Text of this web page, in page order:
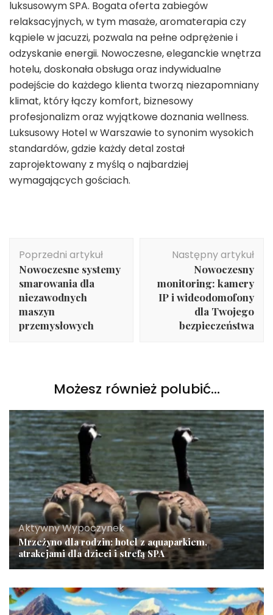
luksusowym SPA. Bogata oferta zabiegów
relaksacyjnych, w tym masaże, aromaterapia czy
kąpiele w jacuzzi, pozwala na pełne odprężenie i
odzyskanie energii. Nowoczesne, eleganckie wnętrza
hotelu, doskonała obsługa oraz indywidualne
podejście do każdego klienta tworzą niezapomniany
klimat, który łączy komfort, biznesowy
profesjonalizm oraz wyjątkowe doznania wellness.
Luksusowy Hotel w Warszawie to synonim wysokich
standardów, gdzie każdy detal został
zaprojektowany z myślą o najbardziej
wymagających gościach.
wpisu
Poprzedni artykuł
Nowoczesne systemy
smarowania dla
niezawodnych
maszyn
przemysłowych
Następny artykuł
Nowoczesny
monitoring: kamery
IP i wideodomofony
dla Twojego
bezpieczeństwa
Możesz również polubić…
Aktywny Wypoczynek
Mrzeżyno dla rodzin: hotel z aquaparkiem,
atrakcjami dla dzieci i strefą SPA